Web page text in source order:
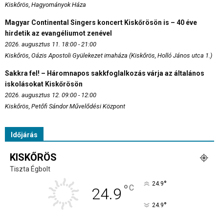
Kiskőrös, Hagyományok Háza
Magyar Continental Singers koncert Kiskőrösön is – 40 éve
hirdetik az evangéliumot zenével
2026. augusztus 11. 18:00 - 21:00
Kiskőrös, Oázis Apostoli Gyülekezet imaháza (Kiskőrös, Holló János utca 1.)
Sakkra fel! – Háromnapos sakkfoglalkozás várja az általános
iskolásokat Kiskőrösön
2026. augusztus 12. 09:00 - 12:00
Kiskőrös, Petőfi Sándor Művelődési Központ
Időjárás
KISKŐRÖS
Tiszta Égbolt
24.9 °C 24.9°
24.9°